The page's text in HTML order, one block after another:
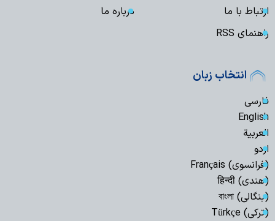
ارتباط با ما
درباره ما
راهنمای RSS
انتخاب زبان
فارسی
English
العربیة
اردو
(فرانسوی) Français
(هندی) हिन्दी
(بنگالی) বাংলা
(ترکی) Türkçe